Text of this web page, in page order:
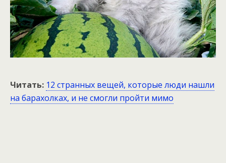
Читать: 12 странных вещей, которые люди нашли
на барахолках, и не смогли пройти мимо